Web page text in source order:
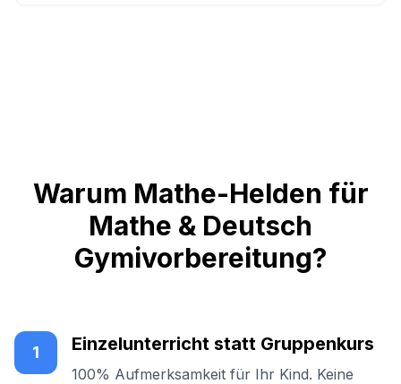
Warum Mathe-Helden für
Mathe & Deutsch
Gymivorbereitung?
1 Einzelunterricht statt Gruppenkurs
100% Aufmerksamkeit für Ihr Kind. Keine